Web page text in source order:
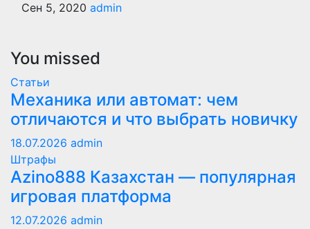
Сен 5, 2020 admin
You missed
Статьи
Механика или автомат: чем
отличаются и что выбрать новичку
18.07.2026 admin
Штрафы
Azino888 Казахстан — популярная
игровая платформа
12.07.2026 admin